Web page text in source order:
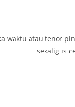
waktu atau tenor
sekaligus